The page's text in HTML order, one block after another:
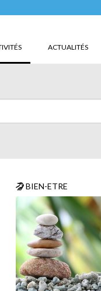
(CURRENT)ACTUALITÉS
BIEN-ETRE